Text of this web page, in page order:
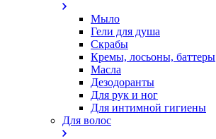
Мыло
Гели для душа
Скрабы
Кремы, лосьоны, баттеры
Масла
Дезодоранты
Для рук и ног
Для интимной гигиены
Для волос